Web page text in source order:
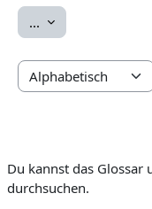
... Einträge
Du kannst das
Du kannst das Glossar
durchsuchen.